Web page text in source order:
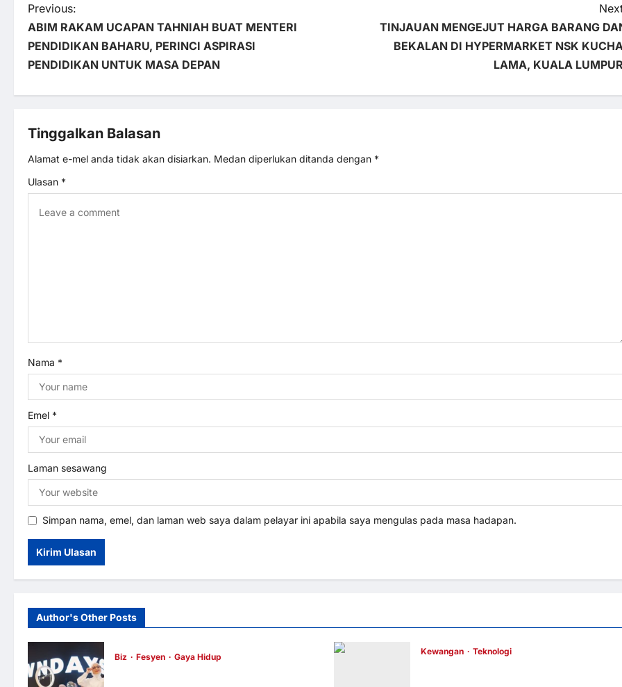
P
o
s
n
a
v
i
o
n
Previous:
ABIM RAKAM UCAPAN TAHNIAH BUAT MENTERI
PENDIDIKAN BAHARU, PERINCI ASPIRASI
PENDIDIKAN UNTUK MASA DEPAN
TINJAUAN MENGEJUT HARGA BARANG
BEKALAN DI HYPERMARKET NSK
LAMA, KUALA
Tinggalkan Balasan
Alamat e-mel anda tidak akan disiarkan. Medan diperlukan ditanda dengan *
Ulasan *
Nama *
Emel *
Laman sesawang
Simpan nama, emel, dan laman web saya dalam pelayar ini apabila saya mengulas pada masa hadapan.
Author's Other Posts
Biz Fesyen Gaya Hidup
Kewangan Teknologi